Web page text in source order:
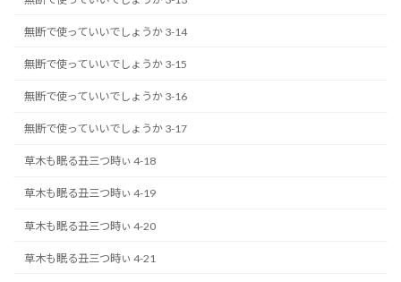
無断で使っていいでしょうか 3-14
無断で使っていいでしょうか 3-15
無断で使っていいでしょうか 3-16
無断で使っていいでしょうか 3-17
草木も眠る丑三つ時ぃ 4-18
草木も眠る丑三つ時ぃ 4-19
草木も眠る丑三つ時ぃ 4-20
草木も眠る丑三つ時ぃ 4-21